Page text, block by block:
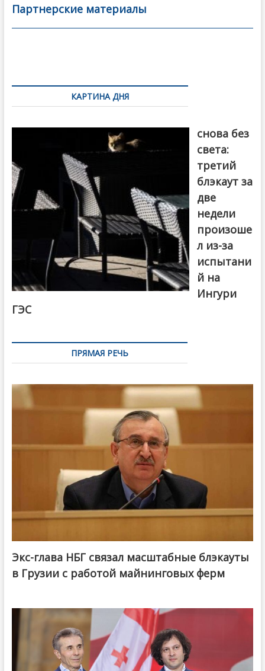
b
o
er l
а
в
Партнерские материалы
по
записямКАРТИНА ДНЯ
снова без
света:
третий
блэкаут за
две
недели
произоше
л из-за
испытани
й на
Ингури
ГЭС
ПРЯМАЯ РЕЧЬ
Экс-глава НБГ связал масштабные блэкауты
в Грузии с работой майнинговых ферм